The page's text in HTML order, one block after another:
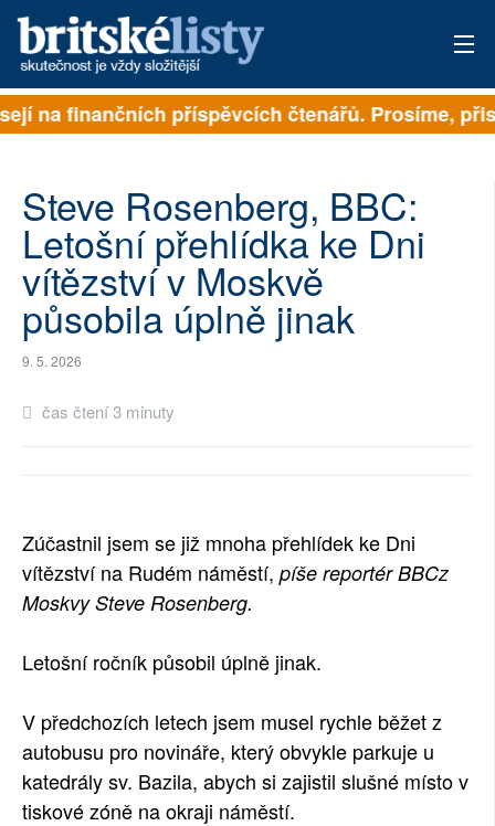
PŘIHLÁSIT
ARCHIV
ROZHOVORY
TÉMATA
NEJČTENĚJŠÍ ZA 7 DNÍ
AUTOŘI
RUBRIKY
na finančních příspěvcích čtenářů. Prosíme,
Steve Rosenberg, BBC:
Letošní přehlídka ke Dni
vítězství v Moskvě
působila úplně jinak
9. 5. 2026
čas čtení 3 minuty
Zúčastnil jsem se již mnoha přehlídek ke Dni
vítězství na Rudém náměstí, píše reportér BBCz
Moskvy Steve Rosenberg.
Letošní ročník působil úplně jinak.
V předchozích letech jsem musel rychle běžet z
autobusu pro novináře, který obvykle parkuje u
katedrály sv. Bazila, abych si zajistil slušné místo v
tiskové zóně na okraji náměstí.